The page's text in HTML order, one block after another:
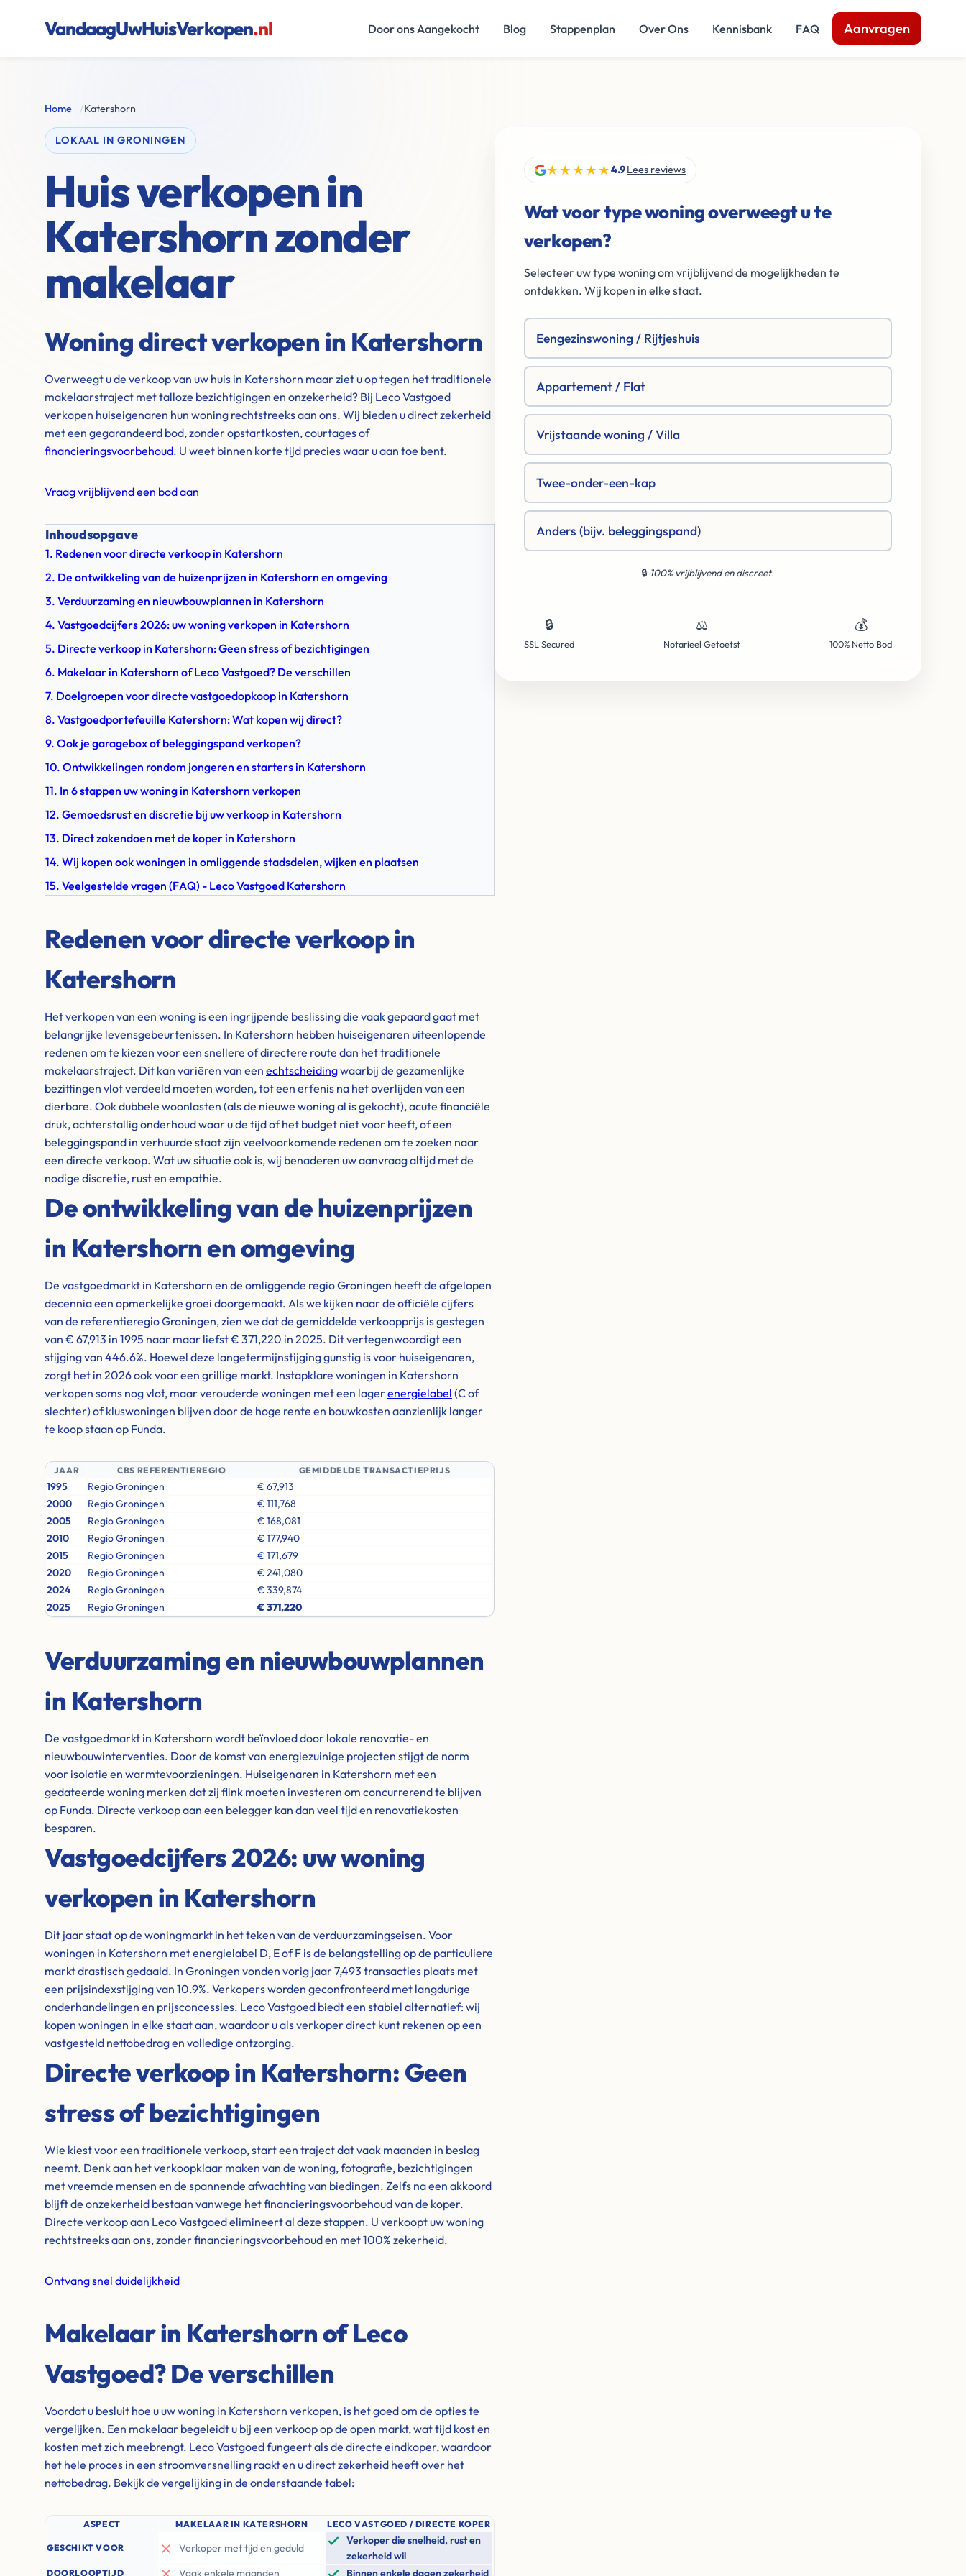
VandaagUwHuisVerkopen.nl Door ons Aangekocht Blog Stappenplan Over Ons Kennisbank FAQ Aanvragen
Home /Katershorn
LOKAAL IN GRONINGEN
Huis verkopen in
Katershorn zonder
makelaar
Woning direct verkopen in Katershorn
Overweegt u de verkoop van uw huis in Katershorn maar ziet u op tegen het traditionele
makelaarstraject met talloze bezichtigingen en onzekerheid? Bij Leco Vastgoed
verkopen huiseigenaren hun woning rechtstreeks aan ons. Wij bieden u direct zekerheid
met een gegarandeerd bod, zonder opstartkosten, courtages of
financieringsvoorbehoud. U weet binnen korte tijd precies waar u aan toe bent.
Vraag vrijblijvend een bod aan
Inhoudsopgave
1. Redenen voor directe verkoop in Katershorn
2. De ontwikkeling van de huizenprijzen in Katershorn en omgeving
3. Verduurzaming en nieuwbouwplannen in Katershorn
4. Vastgoedcijfers 2026: uw woning verkopen in Katershorn
5. Directe verkoop in Katershorn: Geen stress of bezichtigingen
6. Makelaar in Katershorn of Leco Vastgoed? De verschillen
7. Doelgroepen voor directe vastgoedopkoop in Katershorn
8. Vastgoedportefeuille Katershorn: Wat kopen wij direct?
9. Ook je garagebox of beleggingspand verkopen?
10. Ontwikkelingen rondom jongeren en starters in Katershorn
11. In 6 stappen uw woning in Katershorn verkopen
12. Gemoedsrust en discretie bij uw verkoop in Katershorn
13. Direct zakendoen met de koper in Katershorn
14. Wij kopen ook woningen in omliggende stadsdelen, wijken en plaatsen
15. Veelgestelde vragen (FAQ) - Leco Vastgoed Katershorn
Redenen voor directe verkoop in
Katershorn
Het verkopen van een woning is een ingrijpende beslissing die vaak gepaard gaat met
belangrijke levensgebeurtenissen. In Katershorn hebben huiseigenaren uiteenlopende
redenen om te kiezen voor een snellere of directere route dan het traditionele
makelaarstraject. Dit kan variëren van een echtscheidingwaarbij de gezamenlijke
bezittingen vlot verdeeld moeten worden, tot een erfenis na het overlijden van een
dierbare. Ook dubbele woonlasten (als de nieuwe woning al is gekocht), acute financiële
druk, achterstallig onderhoud waar u de tijd of het budget niet voor heeft, of een
beleggingspand in verhuurde staat zijn veelvoorkomende redenen om te zoeken naar
een directe verkoop. Wat uw situatie ook is, wij benaderen uw aanvraag altijd met de
nodige discretie, rust en empathie.
De ontwikkeling van de huizenprijzen
in Katershorn en omgeving
De vastgoedmarkt in Katershorn en de omliggende regio Groningen heeft de afgelopen
decennia een opmerkelijke groei doorgemaakt. Als we kijken naar de officiële cijfers
van de referentieregio Groningen, zien we dat de gemiddelde verkoopprijs is gestegen
van € 67,913 in 1995 naar maar liefst € 371,220 in 2025. Dit vertegenwoordigt een
stijging van 446.6%. Hoewel deze langetermijnstijging gunstig is voor huiseigenaren,
zorgt het in 2026 ook voor een grillige markt. Instapklare woningen in Katershorn
verkopen soms nog vlot, maar verouderde woningen met een lagerenergielabel (C of
slechter) of kluswoningen blijven door de hoge rente en bouwkosten aanzienlijk langer
te koop staan op Funda.
JAAR CBS REFERENTIEREGIO GEMIDDELDE TRANSACTIEPRIJS
1995 Regio Groningen
€ 67,913
2000
Regio Groningen
€ 111,768
2005
Regio Groningen
€ 168,081
2010
Regio Groningen
€ 177,940
2015
Regio Groningen
€ 171,679
2020
Regio Groningen
€ 241,080
2024
Regio Groningen
€ 339,874
2025
Regio Groningen € 371,220
Verduurzaming en nieuwbouwplannen
in Katershorn
De vastgoedmarkt in Katershorn wordt beïnvloed door lokale renovatie- en
nieuwbouwinterventies. Door de komst van energiezuinige projecten stijgt de norm
voor isolatie en warmtevoorzieningen. Huiseigenaren in Katershorn met een
gedateerde woning merken dat zij flink moeten investeren om concurrerend te blijven
op Funda. Directe verkoop aan een belegger kan dan veel tijd en renovatiekosten
besparen.
Vastgoedcijfers 2026: uw woning
verkopen in Katershorn
Dit jaar staat op de woningmarkt in het teken van de verduurzamingseisen. Voor
woningen in Katershorn met energielabel D, E of F is de belangstelling op de particuliere
markt drastisch gedaald. In Groningen vonden vorig jaar 7,493 transacties plaats met
een prijsindexstijging van 10.9%. Verkopers worden geconfronteerd met langdurige
onderhandelingen en prijsconcessies. Leco Vastgoed biedt een stabiel alternatief: wij
kopen woningen in elke staat aan, waardoor u als verkoper direct kunt rekenen op een
vastgesteld nettobedrag en volledige ontzorging.
Directe verkoop in Katershorn: Geen
stress of bezichtigingen
Wie kiest voor een traditionele verkoop, start een traject dat vaak maanden in beslag
neemt. Denk aan het verkoopklaar maken van de woning, fotografie, bezichtigingen
met vreemde mensen en de spannende afwachting van biedingen. Zelfs na een akkoord
blijft de onzekerheid bestaan vanwege het financieringsvoorbehoud van de koper.
Directe verkoop aan Leco Vastgoed elimineert al deze stappen. U verkoopt uw woning
rechtstreeks aan ons, zonder financieringsvoorbehoud en met 100% zekerheid.
Ontvang snel duidelijkheid
Makelaar in Katershorn of Leco
Vastgoed? De verschillen
Voordat u besluit hoe u uw woning in Katershorn verkopen, is het goed om de opties te
vergelijken. Een makelaar begeleidt u bij een verkoop op de open markt, wat tijd kost en
kosten met zich meebrengt. Leco Vastgoed fungeert als de directe eindkoper, waardoor
het hele proces in een stroomversnelling raakt en u direct zekerheid heeft over het
nettobedrag. Bekijk de vergelijking in de onderstaande tabel:
ASPECT MAKELAAR IN KATERSHORN LECO VASTGOED / DIRECTE KOPER
GESCHIKT VOOR Verkoper met tijd en geduld
Verkoper die snelheid, rust en
zekerheid wil
DOORLOOPTIJD Vaak enkele maanden Binnen enkele dagen zekerheid
★★★★★4.9Lees reviews
Wat voor type woning overweegt u te
verkopen?
Selecteer uw type woning om vrijblijvend de mogelijkheden te
ontdekken. Wij kopen in elke staat.
Eengezinswoning / Rijtjeshuis
Appartement / Flat
Vrijstaande woning / Villa
Twee-onder-een-kap
Anders (bijv. beleggingspand)
🔒 100% vrijblijvend en discreet.
🔒
SSL Secured
⚖️
Notarieel Getoetst
💰
100% Netto Bod